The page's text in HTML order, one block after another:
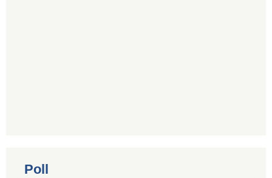
Poll